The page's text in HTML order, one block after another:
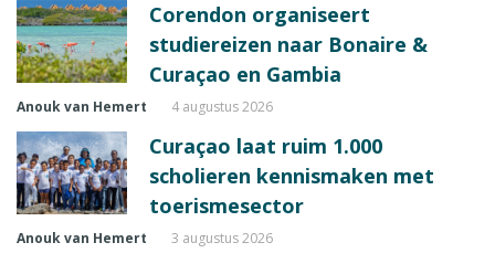
Corendon organiseert
studiereizen naar Bonaire &
Curaçao en Gambia
Anouk van Hemert 4 augustus 2026
Curaçao laat ruim 1.000
scholieren kennismaken met
toerismesector
Anouk van Hemert 3 augustus 2026